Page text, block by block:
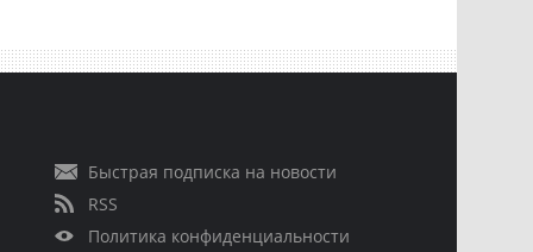
Быстрая подписка на новости
RSS
Политика конфиденциальности